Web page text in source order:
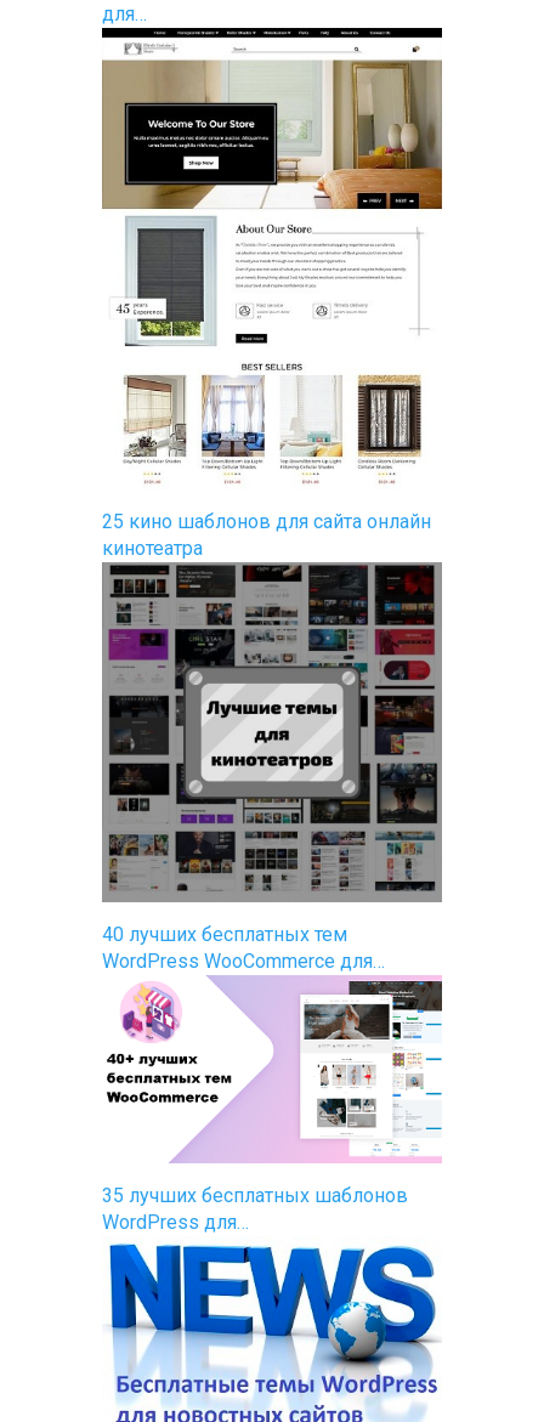
для…
25 кино шаблонов для сайта онлайн
кинотеатра
40 лучших бесплатных тем
WordPress WooCommerce для…
35 лучших бесплатных шаблонов
WordPress для…